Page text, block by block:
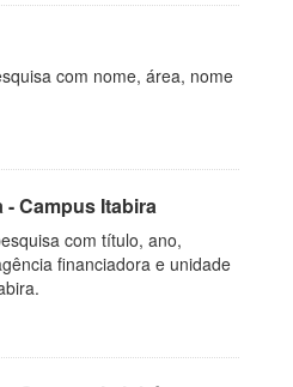
com nome, área, nome
Campus Itabira
com título, ano,
financiadora e unidade